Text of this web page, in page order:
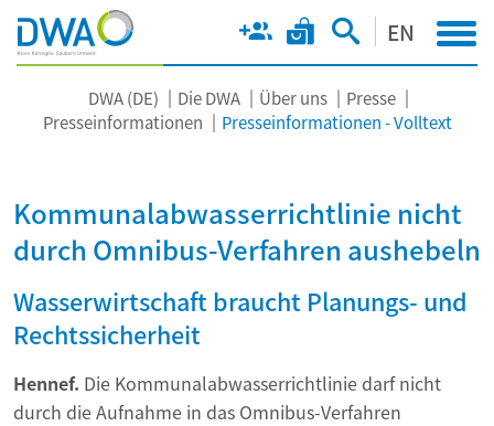
EN
DWA (DE) Die DWA Über uns
Presse
Presseinformationen
Presseinformationen - Volltext
Kommunalabwasserrichtlinie nicht
durch Omnibus-Verfahren aushebeln
Wasserwirtschaft braucht Planungs- und
Rechtssicherheit
Hennef. Die Kommunalabwasserrichtlinie darf nicht
durch die Aufnahme in das Omnibus-Verfahren